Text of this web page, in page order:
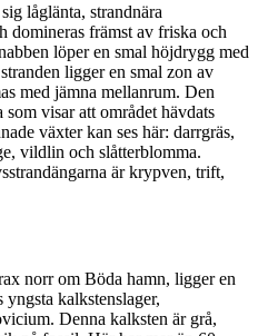
låglänta, strandnära
domineras främst av friska och
löper en smal höjdrygg med
ligger en smal zon av
med jämna mellanrum. Den
visar att området hävdats
växter kan ses här: darrgräs,
vildlin och slåtterblomma.
är krypven, trift,
norr om Böda hamn, ligger en
kalkstenslager,
Denna kalksten är grå,